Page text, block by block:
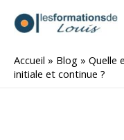
Accueil » Blog » Quelle
initiale et continue ?